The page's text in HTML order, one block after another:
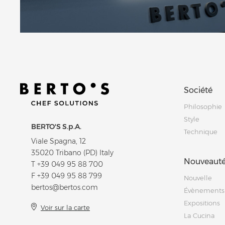
BERTO'S S.p.A.
Viale Spagna, 12
35020 Tribano (PD) Italy
T +39 049 95 88 700
F +39 049 95 88 799
bertos@bertos.com
Voir sur la carte
Société
Philosophie
Style
Technique
Nouvelle
Évènements
Expositions
La Cucina